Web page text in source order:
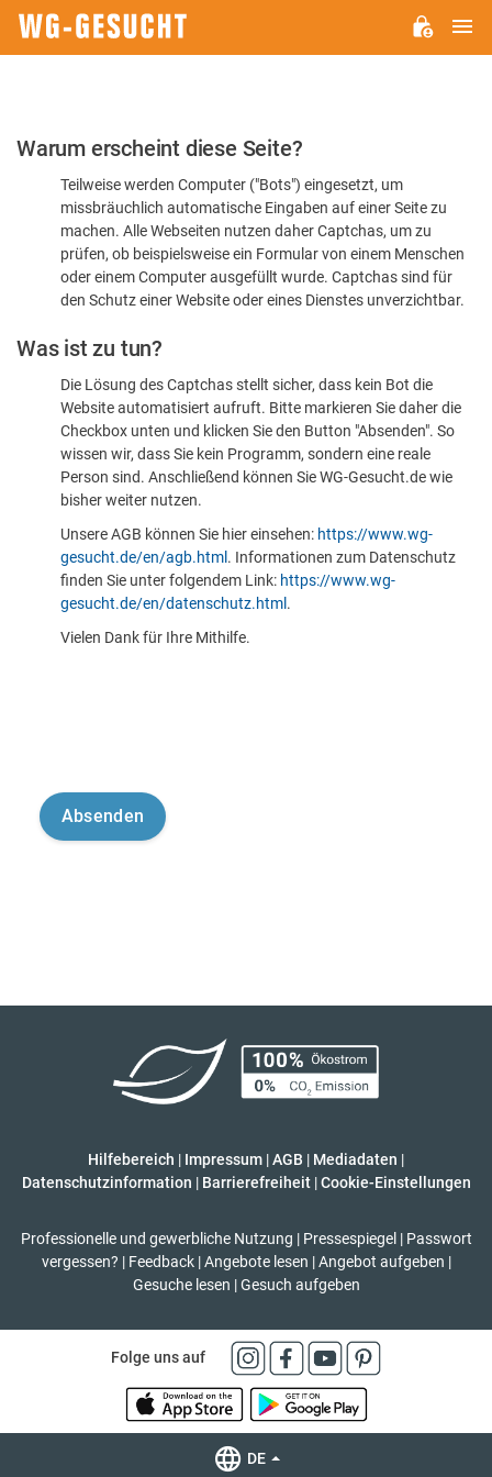
Bitte
dass
sind
Warum erscheint diese Seite?
Teilweise werden Computer ("Bots") eingesetzt, um
missbräuchlich automatische Eingaben auf einer Seite zu
machen. Alle Webseiten nutzen daher Captchas, um zu
prüfen, ob beispielsweise ein Formular von einem Menschen
oder einem Computer ausgefüllt wurde. Captchas sind für
den Schutz einer Website oder eines Dienstes unverzichtbar.
Was ist zu tun?
Die Lösung des Captchas stellt sicher, dass kein Bot die
Website automatisiert aufruft. Bitte markieren Sie daher die
Checkbox unten und klicken Sie den Button "Absenden". So
wissen wir, dass Sie kein Programm, sondern eine reale
Person sind. Anschließend können Sie WG-Gesucht.de wie
bisher weiter nutzen.
Unsere AGB können Sie hier einsehen: https://www.wg-
gesucht.de/en/agb.html . Informationen zum Datenschutz
finden Sie unter folgendem Link: https://www.wg-
gesucht.de/en/datenschutz.html .
Vielen Dank für Ihre Mithilfe.
Hilfebereich | Impressum |AGB | Mediadaten |
Datenschutzinformation | Barrierefreiheit | Cookie-Einstellungen
Professionelle und gewerbliche Nutzung | Pressespiegel | Passwort
vergessen? | Feedback | Angebote lesen | Angebot aufgeben |
Gesuche lesen | Gesuch aufgeben
Folge uns auf
DE